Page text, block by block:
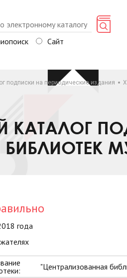
Сайт
подписки на периодические издания
КАТАЛОГ
БИБЛИОТЕК
года
"Централизованная